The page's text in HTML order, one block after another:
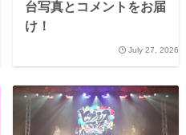
台写真とコメントをお届
け！
July 27, 2026